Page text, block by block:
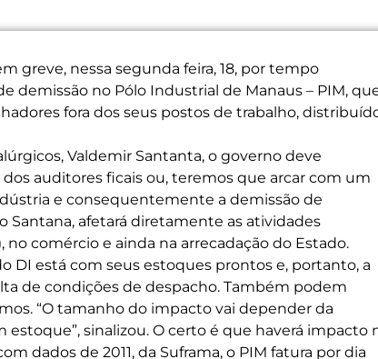
greve, nessa segunda feira, 18, por tempo
demissão no Pólo Industrial de Manaus – PIM,
fora dos seus postos de trabalho,
Valdemir Santanta, o governo deve
auditores ficais ou, teremos que arcar com um
e consequentemente a demissão de
Santana, afetará diretamente as atividades
comércio e ainda na arrecadação do Estado.
DI está com seus estoques prontos e, portanto, a
de condições de despacho. Também podem
“O tamanho do impacto vai depender da
sinalizou. O certo é que haverá impacto
dados de 2011, da Suframa, o PIM fatura por dia